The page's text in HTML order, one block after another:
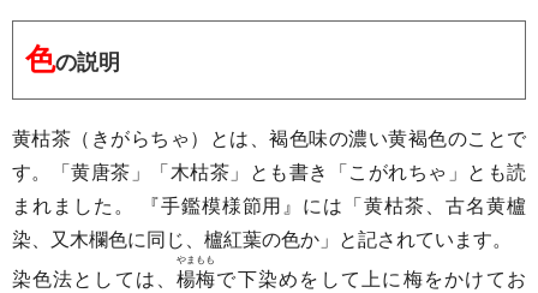
色の説明
黄枯茶（きがらちゃ）とは、褐色味の濃い黄褐色のことで
す。「黄唐茶」「木枯茶」とも書き「こがれちゃ」とも読
まれました。 『手鑑模様節用』には「黄枯茶、古名黄櫨
染、又木欄色に同じ、櫨紅葉の色か」と記されています。
染色法としては、 楊梅
やまもも
で下染めをして上に梅をかけてお